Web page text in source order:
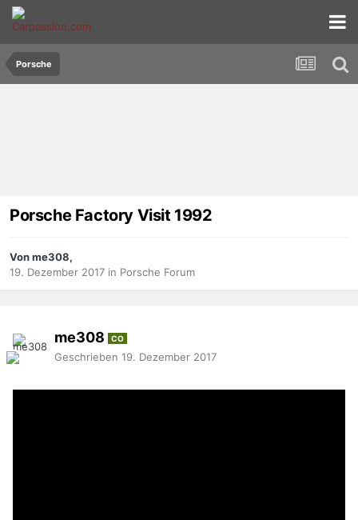
Porsche
Porsche Factory Visit 1992
Von me308,
19. Dezember 2017 in Porsche Forum
me308 CO
Geschrieben 19. Dezember 2017